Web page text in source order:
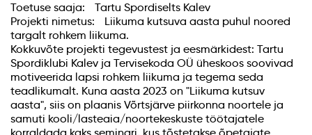
Toetuse saaja: Tartu Spordiselts Kalev
Projekti nimetus: Liikuma kutsuva aasta puhul noored
targalt rohkem liikuma.
Kokkuvõte projekti tegevustest ja eesmärkidest: Tartu
Spordiklubi Kalev ja Tervisekoda OÜ üheskoos soovivad
motiveerida lapsi rohkem liikuma ja tegema seda
teadlikumalt. Kuna aasta 2023 on "Liikuma kutsuv
aasta", siis on plaanis Võrtsjärve piirkonna noortele ja
samuti kooli/lasteaia/noortekeskuste töötajatele